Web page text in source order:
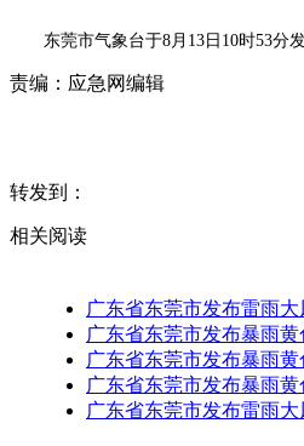
东莞市气象台于8月13日10时53分
责编： 应急网编辑
转发到：
相关阅读
广东省东莞市发布雷雨
广东省东莞市发布暴雨
广东省东莞市发布暴雨
广东省东莞市发布暴雨
广东省东莞市发布雷雨